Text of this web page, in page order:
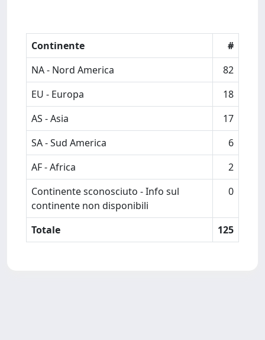
Continente
#
NA - Nord America
82
EU - Europa
18
AS - Asia
17
SA - Sud America
6
AF - Africa
2
Continente sconosciuto - Info sul
continente non disponibili
0
Totale 125